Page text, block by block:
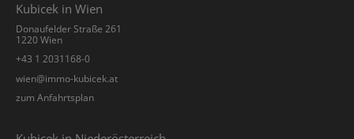
Kubicek in Wien
Donaufelder Straße 261
1220 Wien
+43 1 2031168-0
­wien@immo-kubicek.at
zum Anfahrtsplan